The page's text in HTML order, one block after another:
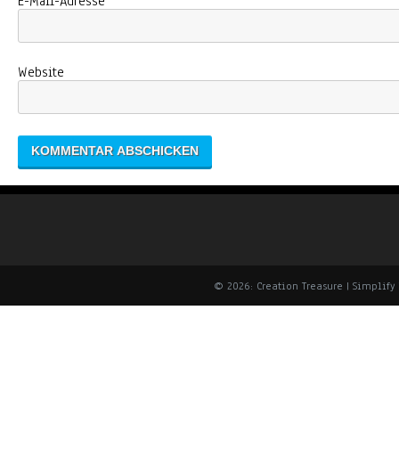
Website
© 2026: Creation Treasure | Simplify